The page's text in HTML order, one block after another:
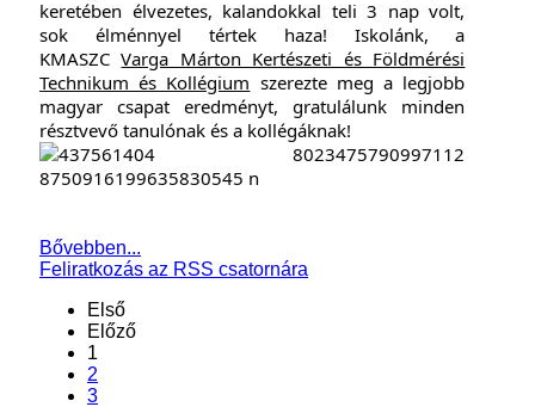
keretében élvezetes, kalandokkal teli 3 nap volt,
sok élménnyel tértek haza! Iskolánk, a
KMASZCVarga Márton Kertészeti és Földmérési
Technikum és Kollégium szerezte meg a legjobb
magyar csapat eredményt, gratulálunk minden
résztvevő tanulónak és a kollégáknak!
Bővebben...
Feliratkozás az RSS csatornára
Első
Előző
1
2
3